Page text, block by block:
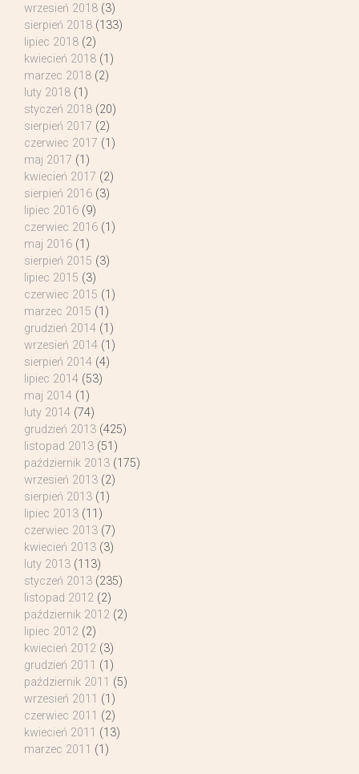
wrzesień 2018 (3)
sierpień 2018 (133)
lipiec 2018 (2)
kwiecień 2018 (1)
marzec 2018 (2)
luty 2018 (1)
styczeń 2018 (20)
sierpień 2017 (2)
czerwiec 2017 (1)
maj 2017 (1)
kwiecień 2017 (2)
sierpień 2016 (3)
lipiec 2016 (9)
czerwiec 2016 (1)
maj 2016 (1)
sierpień 2015 (3)
lipiec 2015 (3)
czerwiec 2015 (1)
marzec 2015 (1)
grudzień 2014 (1)
wrzesień 2014 (1)
sierpień 2014 (4)
lipiec 2014 (53)
maj 2014 (1)
luty 2014 (74)
grudzień 2013 (425)
listopad 2013 (51)
październik 2013 (175)
wrzesień 2013 (2)
sierpień 2013 (1)
lipiec 2013 (11)
czerwiec 2013 (7)
kwiecień 2013 (3)
luty 2013 (113)
styczeń 2013 (235)
listopad 2012 (2)
październik 2012 (2)
lipiec 2012 (2)
kwiecień 2012 (3)
grudzień 2011 (1)
październik 2011 (5)
wrzesień 2011 (1)
czerwiec 2011 (2)
kwiecień 2011 (13)
marzec 2011 (1)